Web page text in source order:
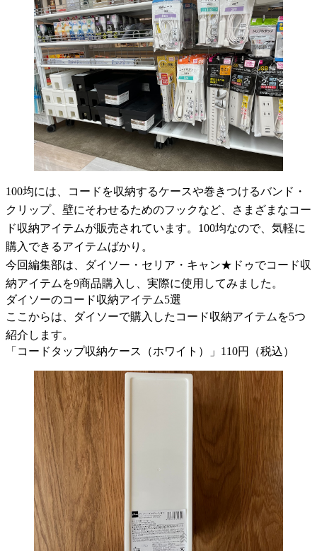
100均には、コードを収納するケースや巻きつけるバンド・
クリップ、壁にそわせるためのフックなど、さまざまなコー
ド収納アイテムが販売されています。100均なので、気軽に
購入できるアイテムばかり。
今回編集部は、ダイソー・セリア・キャン★ドゥでコード収
納アイテムを9商品購入し、実際に使用してみました。
ダイソーのコード収納アイテム5選
ここからは、ダイソーで購入したコード収納アイテムを5つ
紹介します。
「コードタップ収納ケース（ホワイト）」110円（税込）